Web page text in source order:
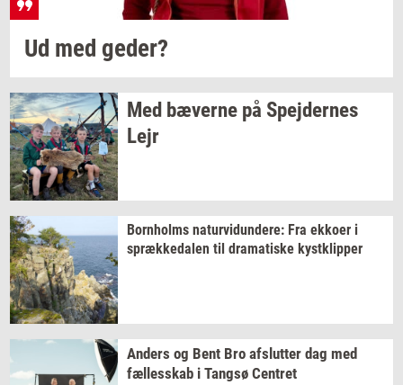
Ud med geder?
Med bæ­ver­ne på Spej­der­nes
Lejr
Born­holms na­tur­vi­dun­de­re: Fra ek­ko­er i
spræk­ke­da­len til dra­ma­ti­ske kyst­klip­per
An­ders og Bent Bro af­slut­ter dag med
fæl­les­skab i Tangsø Cen­tret